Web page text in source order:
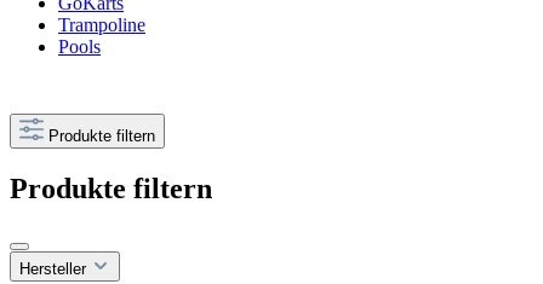
Trampoline
Pools
Produkte filtern
Produkte filtern
Hersteller